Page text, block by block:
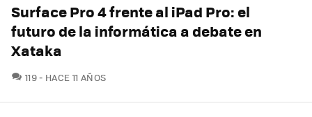
Surface Pro 4 frente al iPad Pro: el
futuro de la informática a debate en
Xataka
119COMENTARIOS
HACE 11 AÑOS